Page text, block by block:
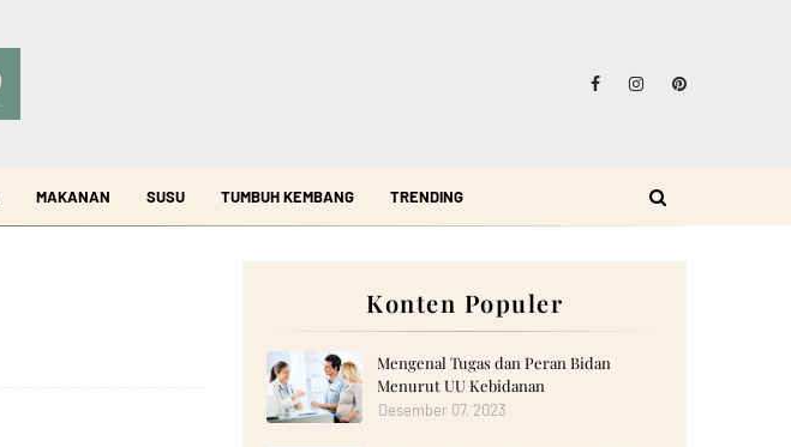
MAKANAN SUSU TUMBUH KEMBANG TRENDING
Konten Populer
Mengenal Tugas dan Peran Bidan
Menurut UU Kebidanan
Desember 07, 2023